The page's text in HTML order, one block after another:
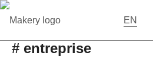
EN
# entreprise